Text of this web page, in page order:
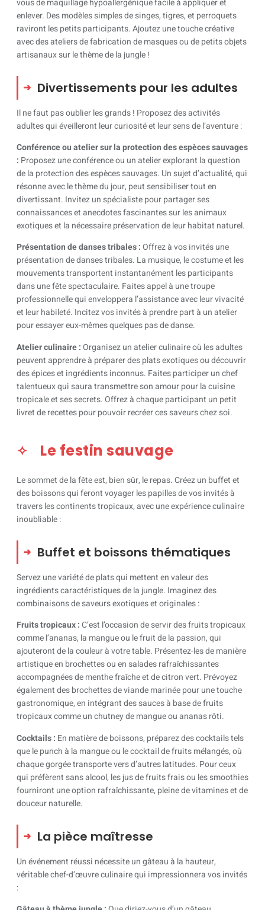
enlever. Des modèles simples de singes, tigres, et perroquets
raviront les petits participants. Ajoutez une touche créative
avec des ateliers de fabrication de masques ou de petits objets
artisanaux sur le thème de la jungle !
Divertissements pour les adultes
Il ne faut pas oublier les grands ! Proposez des activités
adultes qui éveilleront leur curiosité et leur sens de l’aventure :
Conférence ou atelier sur la protection des espèces sauvages
: Proposez une conférence ou un atelier explorant la question
de la protection des espèces sauvages. Un sujet d’actualité, qui
résonne avec le thème du jour, peut sensibiliser tout en
divertissant. Invitez un spécialiste pour partager ses
connaissances et anecdotes fascinantes sur les animaux
exotiques et la nécessaire préservation de leur habitat naturel.
Présentation de danses tribales :Offrez à vos invités une
présentation de danses tribales. La musique, le costume et les
mouvements transportent instantanément les participants
dans une fête spectaculaire. Faites appel à une troupe
professionnelle qui enveloppera l’assistance avec leur vivacité
et leur habileté. Incitez vos invités à prendre part à un atelier
pour essayer eux-mêmes quelques pas de danse.
Atelier culinaire :Organisez un atelier culinaire où les adultes
peuvent apprendre à préparer des plats exotiques ou découvrir
des épices et ingrédients inconnus. Faites participer un chef
talentueux qui saura transmettre son amour pour la cuisine
tropicale et ses secrets. Offrez à chaque participant un petit
livret de recettes pour pouvoir recréer ces saveurs chez soi.
Le festin sauvage
Le sommet de la fête est, bien sûr, le repas. Créez un buffet et
des boissons qui feront voyager les papilles de vos invités à
travers les continents tropicaux, avec une expérience culinaire
inoubliable :
Buffet et boissons thématiques
Servez une variété de plats qui mettent en valeur des
ingrédients caractéristiques de la jungle. Imaginez des
combinaisons de saveurs exotiques et originales :
Fruits tropicaux :C’est l’occasion de servir des fruits tropicaux
comme l’ananas, la mangue ou le fruit de la passion, qui
ajouteront de la couleur à votre table. Présentez-les de manière
artistique en brochettes ou en salades rafraîchissantes
accompagnées de menthe fraîche et de citron vert. Prévoyez
également des brochettes de viande marinée pour une touche
gastronomique, en intégrant des sauces à base de fruits
tropicaux comme un chutney de mangue ou ananas rôti.
Cocktails : En matière de boissons, préparez des cocktails tels
que le punch à la mangue ou le cocktail de fruits mélangés, où
chaque gorgée transporte vers d’autres latitudes. Pour ceux
qui préfèrent sans alcool, les jus de fruits frais ou les smoothies
fourniront une option rafraîchissante, pleine de vitamines et de
douceur naturelle.
La pièce maîtresse
Un événement réussi nécessite un gâteau à la hauteur,
véritable chef-d’œuvre culinaire qui impressionnera vos invités
: